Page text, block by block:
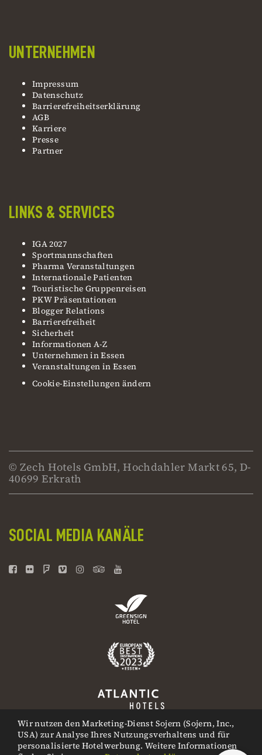
UNTERNEHMEN
Impressum
Datenschutz
Barrierefreiheitserklärung
AGB
Karriere
Presse
Partner
LINKS & SERVICES
IGA 2027
Sportmannschaften
Pharma Veranstaltungen
Internationale Patienten
Touristische Gruppenreisen
PKW Präsentationen
Blogger Relations
Barrierefreiheit
Sicherheit
Informationen A-Z
Unternehmen in Essen
Veranstaltungen in Essen
Cookie-Einstellungen ändern
Wir nutzen den Marketing-Dienst Sojern (Sojern, Inc.,
USA) zur Analyse Ihres Nutzungsverhaltens und für
personalisierte Hotelwerbung. Weitere Informationen
© Zech Hotels GmbH, Hochdahler Markt 65, D-
40699 Erkrath
SOCIAL MEDIA KANÄLE